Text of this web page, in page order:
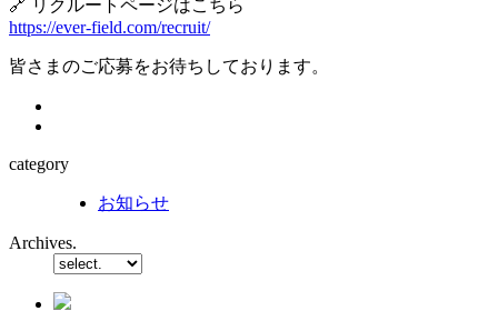
🔗 リクルートページはこちら
https://ever-field.com/recruit/
皆さまのご応募をお待ちしております。
category
お知らせ
Archives.